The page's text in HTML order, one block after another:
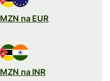
MZN na EUR
MZN na INR